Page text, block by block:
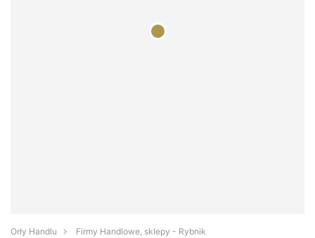
Orły Handlu
Firmy Handlowe, sklepy - Rybnik